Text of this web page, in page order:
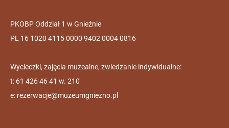
PKOBP Oddział 1 w Gnieźnie
PL 16 1020 4115 0000 9402 0004 0816
Wycieczki, zajęcia muzealne, zwiedzanie indywidualne:
t: 61 426 46 41 w. 210
e: rezerwacje@muzeumgniezno.pl